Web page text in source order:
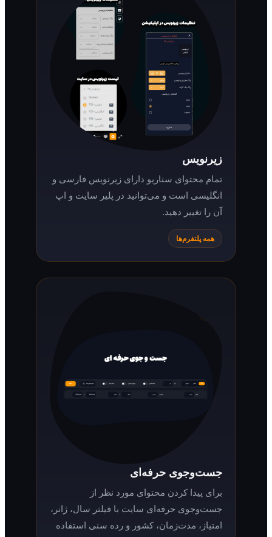
تمام محتوای سناریو دارای زیرنویس فارسی و
انگلیسی است و می‌توانید در پلیر سایت و اپ
آن را تغییر دهید.
همه پلتفرم‌ها
جست‌وجوی حرفه‌ای
برای پیدا کردن محتوای مورد نظر از
جست‌وجوی حرفه‌ای سایت با فیلتر سال، ژانر،
امتیاز، مدت‌زمان، کشور و رده سنی استفاده